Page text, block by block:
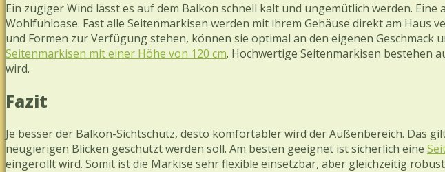
Ein zugiger Wind lässt es auf dem Balkon schnell kalt und ungemütlich werden.
Wohlfühloase. Fast alle Seitenmarkisen werden mit ihrem Gehäuse direkt am
und Formen zur Verfügung stehen, können sie optimal an den eigenen
Seitenmarkisen mit einer Höhe von 120 cm. Hochwertige Seitenmarkisen bestehen
wird.
Fazit
Je besser der Balkon-Sichtschutz, desto komfortabler wird der Außenbereich. Das
neugierigen Blicken geschützt werden soll. Am besten geeignet ist sicherlich eine
eingerollt wird. Somit ist die Markise sehr flexible einsetzbar, aber gleichzeitig